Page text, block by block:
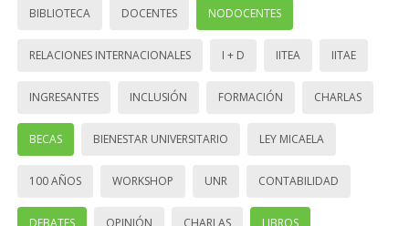
BIBLIOTECA DOCENTES NODOCENTES
RELACIONES INTERNACIONALES I + D IITEA IITAE
INGRESANTES INCLUSIÓN FORMACIÓN CHARLAS
BECAS BIENESTAR UNIVERSITARIO LEY MICAELA
100 AÑOS WORKSHOP UNR CONTABILIDAD